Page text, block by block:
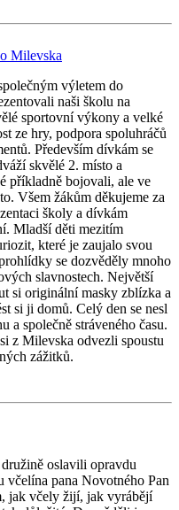
Milevska
výletem do
naši školu na
sportovní výkony a velké
ze hry, podpora spoluhráčů
Především dívkám se
skvělé 2. místo a
příkladně bojovali, ale ve
Všem žákům děkujeme za
školy a dívkám
Mladší děti mezitím
které je zaujalo svou
se dozvěděly mnoho
slavnostech. Největší
si originální masky zblízka a
si ji domů. Celý den se nesl
a společně stráveného času.
z Milevska odvezli spoustu
zážitků.
oslavili opravdu
včelína pana Novotného Pan
jak včely žijí, jak vyrábějí